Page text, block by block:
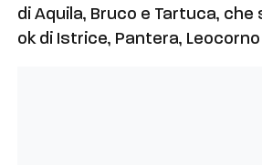
di Aquila, Bruco e Tartuca, che
ok di Istrice, Pantera,